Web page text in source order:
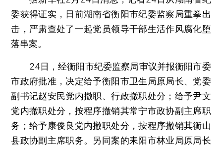
委获得证实，日前湖南省衡阳市纪委监察局重拳出
击，严肃查处了一起党员领导干部生活作风腐化堕
落串案。
24日，经衡阳市纪委监察局审议并报衡阳市委
市政府批准，决定给予衡阳市卫生局原局长、党委
副书记赵安民党内撤职、行政撤职处分；给予尹文
党内撤职处分，按程序撤销其常宁市政协副主席职
务；给予康俊良党内撤职处分，按程序撤销其衡山
县政协副主席职务。另同案的耒阳市林业局原局长